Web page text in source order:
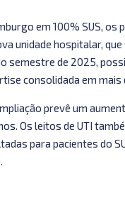
em 100% SUS,
unidade hospitalar,
semestre de 2025,
consolidada em mais
prevê um
Os leitos de UTI
para pacientes do